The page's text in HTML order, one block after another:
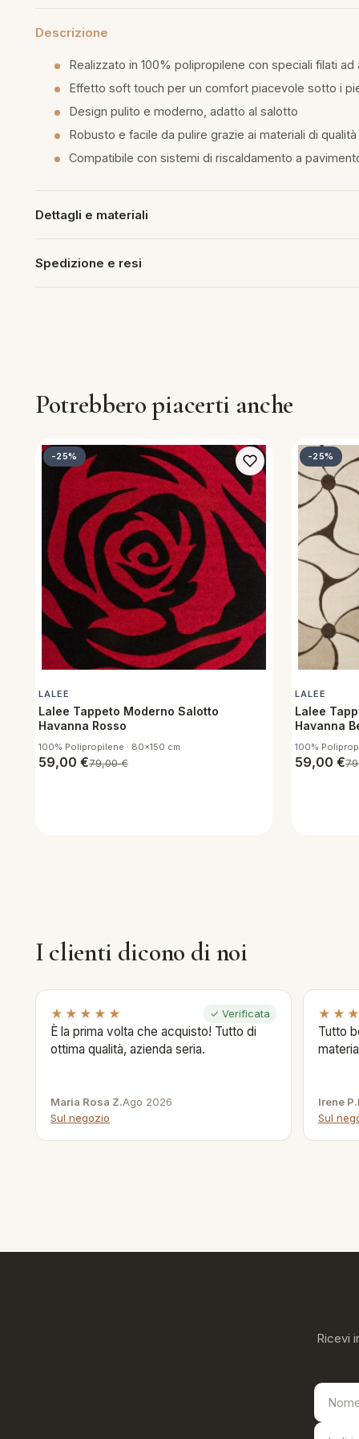
Descrizione
Realizzato in 100% polipropilene con speciali filati ad
Effetto soft touch per un comfort piacevole sotto i
Design pulito e moderno, adatto al salotto
Robusto e facile da pulire grazie ai materiali di qualità
Compatibile con sistemi di riscaldamento a
Dettagli e materiali
Spedizione e resi
Potrebbero piacerti anche
-25%
LALEE
Lalee Tappeto Moderno Salotto
Havanna Rosso
100% Polipropilene · 80x150 cm
59,00 €79,00€
-25%
LALEE
Lalee
Havanna
100%
59,00 €
I clienti dicono di noi
★★★★★ ✓ Verificata
È la prima volta che acquisto! Tutto di
ottima qualità, azienda seria.
Maria Rosa Z.Ago 2026
Sul negozio
Tutto
Irene P.
Sul
Ricevi